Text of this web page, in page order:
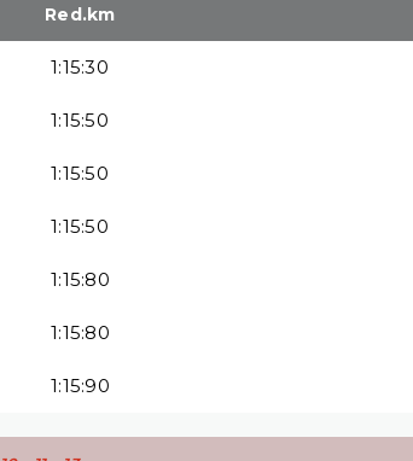
Red.km
1:15:30
1:15:50
1:15:50
1:15:50
1:15:80
1:15:80
1:15:90